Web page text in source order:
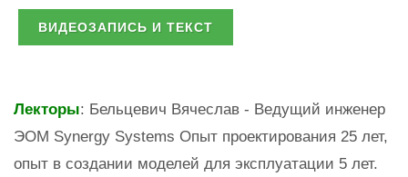
ВИДЕОЗАПИСЬ И ТЕКСТ
Лекторы: Бельцевич Вячеслав - Ведущий инженер
ЭОМ Synergy Systems Опыт проектирования 25 лет,
опыт в создании моделей для эксплуатации 5 лет.